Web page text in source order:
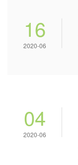
16
2020-06
04
2020-06